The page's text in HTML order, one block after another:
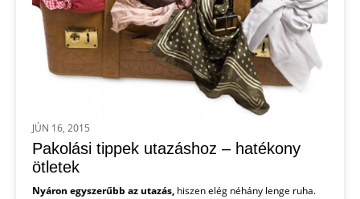
JÚN 16, 2015
Pakolási tippek utazáshoz – hatékony
ötletek
Nyáron egyszerűbb az utazás, hiszen elég néhány lenge ruha.